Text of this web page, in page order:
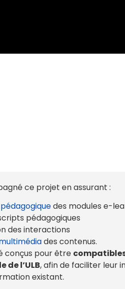
ce projet en assurant :
des modules e-
pédagogiques
des interactions
des contenus.
conçus pour être
de l’ULB, afin de faciliter leur
existant.